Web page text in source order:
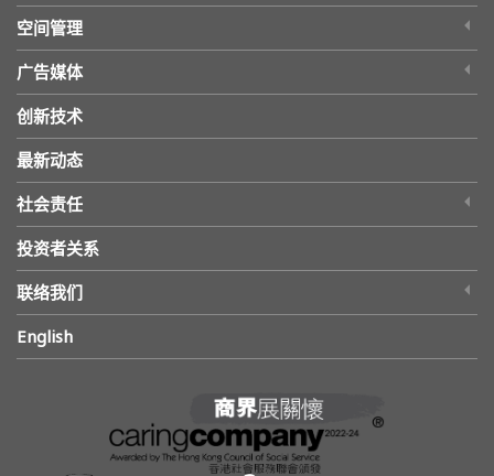
空间管理
广告媒体
创新技术
最新动态
社会责任
投资者关系
联络我们
English